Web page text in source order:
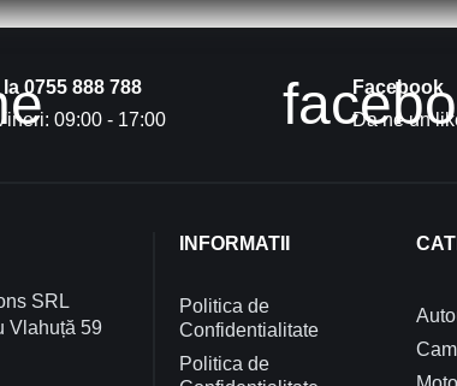
0755 888 788
09:00 - 17:00
Facebook
Da ne un
SRL
Vlahuță 59
INFORMATII
Politica de
Confidentialitate
Politica de